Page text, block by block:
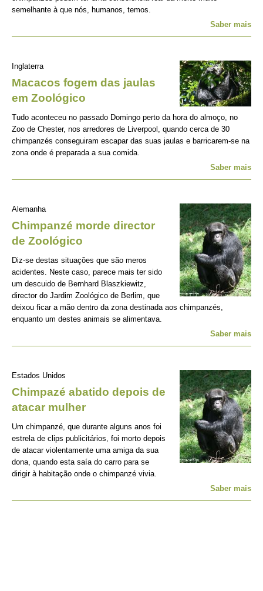
semelhante à que nós, humanos, temos.
Saber mais
Inglaterra
Macacos fogem das jaulas
em Zoológico
Tudo aconteceu no passado Domingo perto da hora do almoço, no
Zoo de Chester, nos arredores de Liverpool, quando cerca de 30
chimpanzés conseguiram escapar das suas jaulas e barricarem-se na
zona onde é preparada a sua comida.
Saber mais
Alemanha
Chimpanzé morde director
de Zoológico
Diz-se destas situações que são meros
acidentes. Neste caso, parece mais ter sido
um descuido de Bernhard Blaszkiewitz,
director do Jardim Zoológico de Berlim, que
deixou ficar a mão dentro da zona destinada aos chimpanzés,
enquanto um destes animais se alimentava.
Saber mais
Estados Unidos
Chimpazé abatido depois de
atacar mulher
Um chimpanzé, que durante alguns anos foi
estrela de clips publicitários, foi morto depois
de atacar violentamente uma amiga da sua
dona, quando esta saía do carro para se
dirigir à habitação onde o chimpanzé vivia.
Saber mais